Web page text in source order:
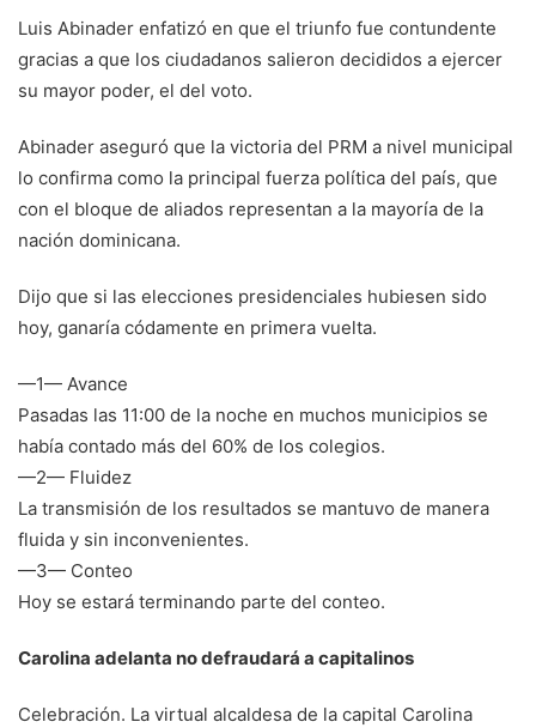
Luis Abinader enfatizó en que el triunfo fue contundente
gracias a que los ciudadanos salieron decididos a ejercer
su mayor poder, el del voto.
Abinader aseguró que la victoria del PRM a nivel municipal
lo confirma como la principal fuerza política del país, que
con el bloque de aliados representan a la mayoría de la
nación dominicana.
Dijo que si las elecciones presidenciales hubiesen sido
hoy, ganaría códamente en primera vuelta.
—1— Avance
Pasadas las 11:00 de la noche en muchos municipios se
había contado más del 60% de los colegios.
—2— Fluidez
La transmisión de los resultados se mantuvo de manera
fluida y sin inconvenientes.
—3— Conteo
Hoy se estará terminando parte del conteo.
Carolina adelanta no defraudará a capitalinos
Celebración. La virtual alcaldesa de la capital Carolina